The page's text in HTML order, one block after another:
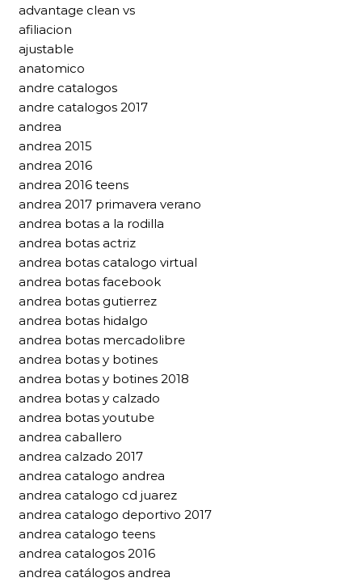
advantage clean vs
afiliacion
ajustable
anatomico
andre catalogos
andre catalogos 2017
andrea
andrea 2015
andrea 2016
andrea 2016 teens
andrea 2017 primavera verano
andrea botas a la rodilla
andrea botas actriz
andrea botas catalogo virtual
andrea botas facebook
andrea botas gutierrez
andrea botas hidalgo
andrea botas mercadolibre
andrea botas y botines
andrea botas y botines 2018
andrea botas y calzado
andrea botas youtube
andrea caballero
andrea calzado 2017
andrea catalogo andrea
andrea catalogo cd juarez
andrea catalogo deportivo 2017
andrea catalogo teens
andrea catalogos 2016
andrea catálogos andrea